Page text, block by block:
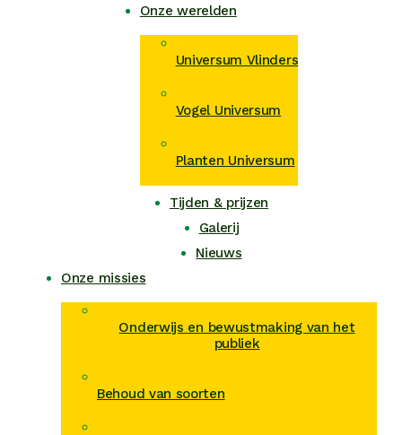
Onze werelden
Universum Vlinders
Vogel Universum
Planten Universum
Tijden & prijzen
Galerij
Nieuws
Onze missies
Onderwijs en bewustmaking van het
publiek
Behoud van soorten